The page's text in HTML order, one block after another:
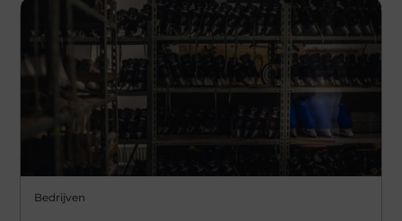
Bedrijven